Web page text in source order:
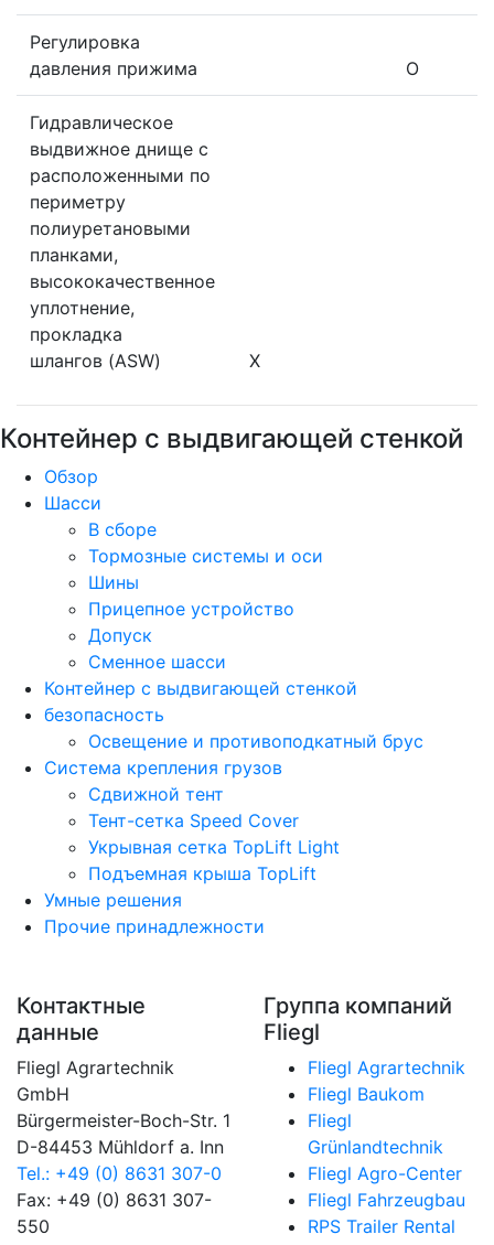
Регулировка
давления прижима
O
Гидравлическое
выдвижное днище с
расположенными по
периметру
полиуретановыми
планками,
высококачественное
уплотнение,
прокладка
шлангов (ASW)
X
Контейнер с выдвигающей стенкой
Обзор
Шасси
В сборе
Тормозные системы и оси
Шины
Прицепное устройство
Допуск
Сменное шасси
Контейнер с выдвигающей стенкой
безопасность
Освещение и противоподкатный брус
Система крепления грузов
Сдвижной тент
Тент-сетка Speed Cover
Укрывная сетка TopLift Light
Подъемная крыша TopLift
Умные решения
Прочие принадлежности
Контактные
данные
Fliegl Agrartechnik
GmbH
Bürgermeister-Boch-Str. 1
D-84453 Mühldorf a. Inn
Tel.: +49 (0) 8631 307-0
Fax: +49 (0) 8631 307-
550
Группа компаний
Fliegl
Fliegl Agrartechnik
Fliegl Baukom
Fliegl
Grünlandtechnik
Fliegl Agro-Center
Fliegl Fahrzeugbau
RPS Trailer Rental